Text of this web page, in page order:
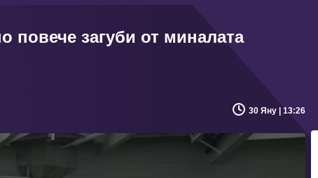
повече загуби от миналата
30 Яну | 13:26